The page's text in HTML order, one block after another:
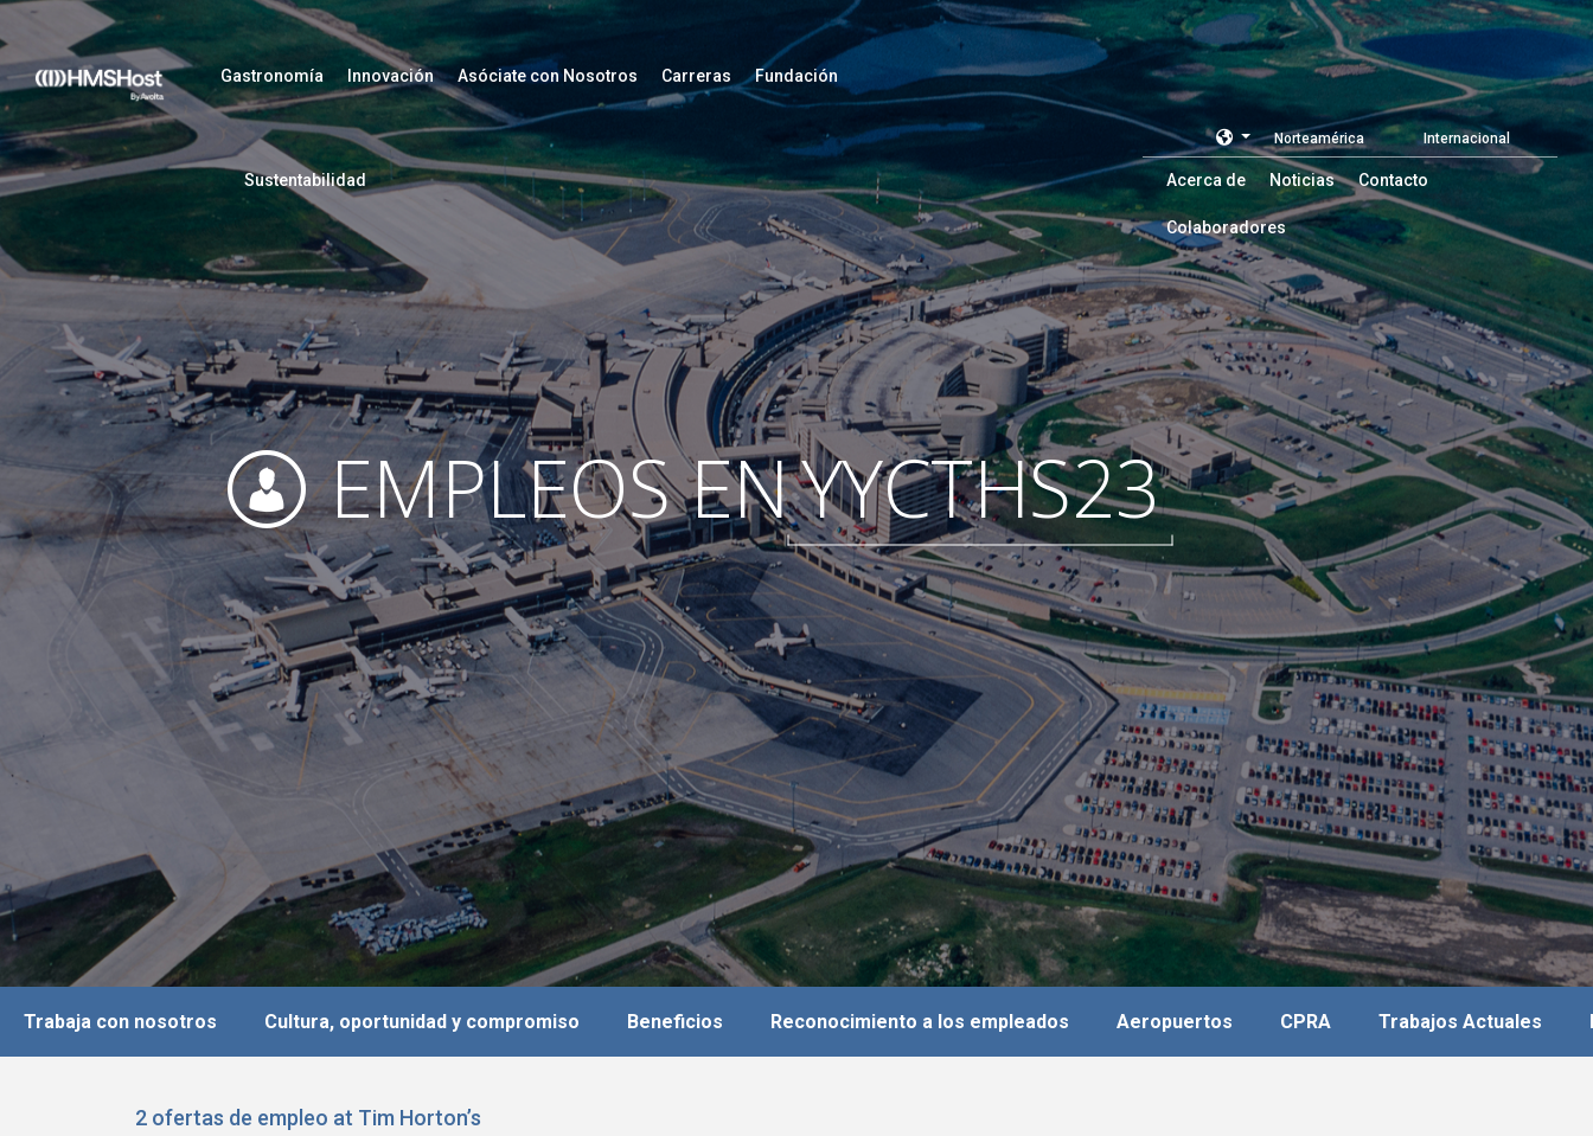
Gastronomía Innovación Asóciate con Nosotros Carreras Fundación
Sustentabilidad Acerca de Noticias Contacto
Colaboradores
Norteamérica Internacional
EMPLEOS ENYYCTHS23
Trabaja con nosotros Cultura, oportunidad y compromiso Beneficios Reconocimiento a los empleados Aeropuertos CPRA Trabajos Actuales
2 ofertas de empleo at Tim Horton’s